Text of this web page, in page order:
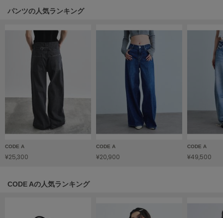
LILY BROWN
リリーブラウン
LILY BROWN Lingerie
リリーブラウンランジェリー
LITTLE UNION TOKYO
リトルユニオン トウキョウ
made of Organics
メイドオブオーガニクス
ミチュ コケット
パンツの人気ランキング
CODE A
¥25,300
CODE A
¥20,900
CODE A
¥49,500
CODE Aの人気ランキング